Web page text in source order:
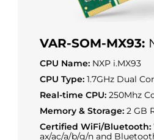
VAR-SOM-MX93:
CPU Name: NXP i.MX93
CPU Type: 1.7GHz Dual
Real-time CPU: 250Mhz
Memory & Storage: 2 GB
Certified WiFi/Bluetooth:
ax/ac/a/b/g/n and